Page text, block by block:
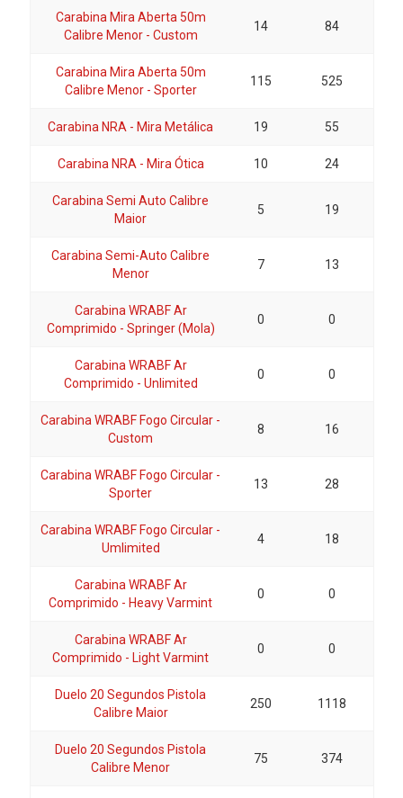
Carabina Mira Aberta 50m
Calibre Menor - Custom
14 84
Carabina Mira Aberta 50m
Calibre Menor - Sporter
115 525
Carabina NRA - Mira Metálica 19 55
Carabina NRA - Mira Ótica 10 24
Carabina Semi Auto Calibre
Maior
5 19
Carabina Semi-Auto Calibre
Menor
7 13
Carabina WRABF Ar
Comprimido - Springer (Mola)
0 0
Carabina WRABF Ar
Comprimido - Unlimited
0 0
Carabina WRABF Fogo Circular -
Custom
8 16
Carabina WRABF Fogo Circular -
Sporter
13 28
Carabina WRABF Fogo Circular -
Umlimited
4 18
Carabina WRABF Ar
Comprimido - Heavy Varmint
0 0
Carabina WRABF Ar
Comprimido - Light Varmint
0 0
Duelo 20 Segundos Pistola
Calibre Maior
250 1118
Duelo 20 Segundos Pistola
Calibre Menor
75 374